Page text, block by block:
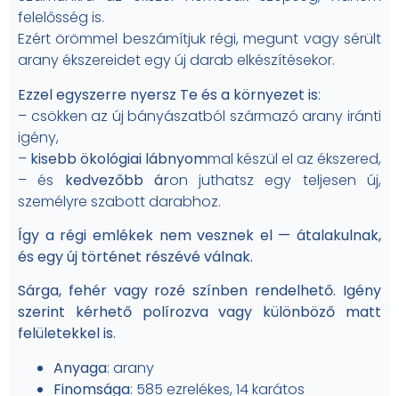
felelősség is.
Ezért örömmel beszámítjuk régi, megunt vagy sérült
arany ékszereidet egy új darab elkészítésekor.
Ezzel egyszerre nyersz Te és a környezet is:
– csökken az új bányászatból származó arany iránti
igény,
– kisebb ökológiai lábnyommal készül el az ékszered,
– és kedvezőbb áron juthatsz egy teljesen új,
személyre szabott darabhoz.
Így a régi emlékek nem vesznek el — átalakulnak,
és egy új történet részévé válnak.
Sárga, fehér vagy rozé színben rendelhető. Igény
szerint kérhető polírozva vagy különböző matt
felületekkel is.
Anyaga: arany
Finomsága: 585 ezrelékes, 14 karátos